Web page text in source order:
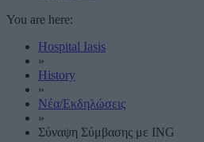
You are here:
Hospital Iasis
»
History
»
Νέα/Εκδηλώσεις
»
Σύναψη Σύμβασης με ING